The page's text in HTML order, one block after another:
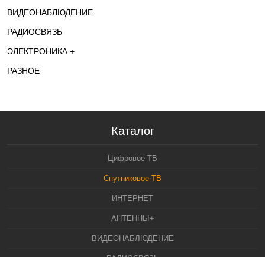
ВИДЕОНАБЛЮДЕНИЕ
РАДИОСВЯЗЬ
ЭЛЕКТРОНИКА +
РАЗНОЕ
Каталог
Цифровое ТВ
Спутниковое ТВ
ИНТЕРНЕТ
АНТЕННЫ+
ВИДЕОНАБЛЮДЕНИЕ